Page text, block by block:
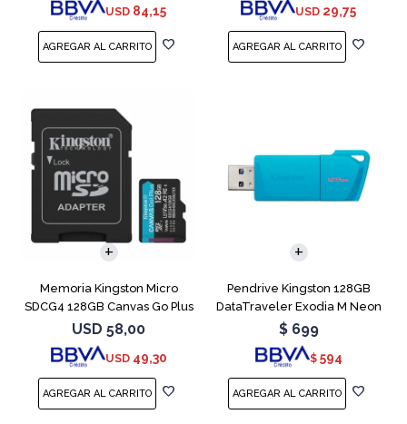
USD 84,15 USD 29,75
Memoria Kingston Micro
SDCG4 128GB Canvas Go Plus
V30
USD 58,00
USD 49,30
Pendrive Kingston 128GB
DataTraveler Exodia M Neon
Blue
$ 699
$ 594